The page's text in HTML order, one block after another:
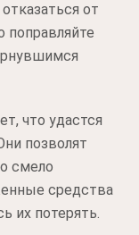
от
поправляйте
что удастся
позволят
смело
средства
их потерять.